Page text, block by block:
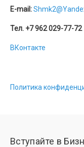
E-mail:
Тел. +7 962 029-77-72
ВКонтакте
Политика
Вступайте в